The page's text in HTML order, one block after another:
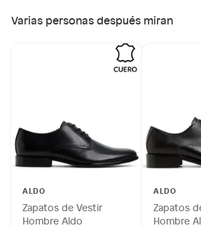
Por motivos de salubridad, la ropa
Alimentos, bebidas, fórmulas y leches
Productos hechos a medida.
Productos que hayan sido previamente
Baterías de auto.
Motocicletas y bicicletas motorizadas.
Varias personas después miran
ALDO
Zapatos de Vestir
Hombre Aldo
ALDO
Zapatos
Hombre